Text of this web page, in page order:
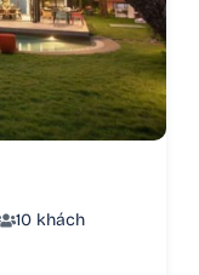
10 khách